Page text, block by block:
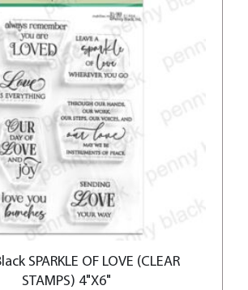
SPARKLE OF LOVE (CLEAR
STAMPS) 4"X6"